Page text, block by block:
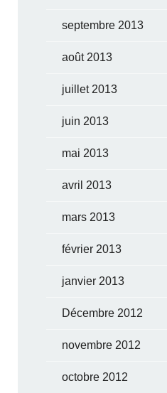
septembre 2013
août 2013
juillet 2013
juin 2013
mai 2013
avril 2013
mars 2013
février 2013
janvier 2013
Décembre 2012
novembre 2012
octobre 2012